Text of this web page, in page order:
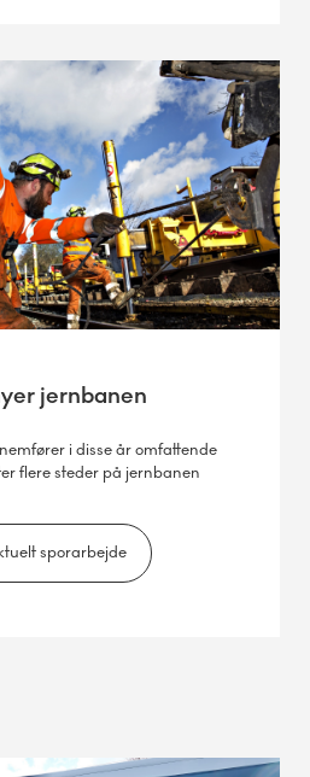
jernbanen
i disse år omfattende
flere steder på jernbanen
sporarbejde